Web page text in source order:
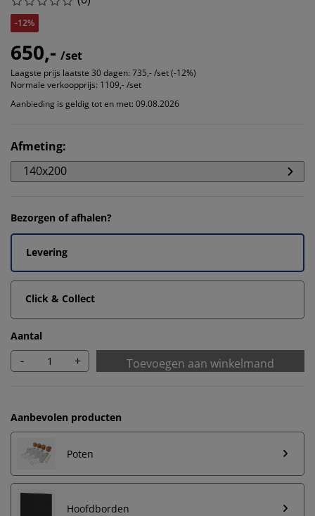
-12%
650,- /set
Laagste prijs laatste 30 dagen: 735,- /set (-12%)
Normale verkoopprijs: 1109,- /set
Aanbieding is geldig tot en met: 09.08.2026
Afmeting:
140x200
Bezorgen of afhalen?
Levering
Click & Collect
Aantal
- + Toevoegen aan winkelmand
Aanbevolen producten
Poten
Hoofdborden